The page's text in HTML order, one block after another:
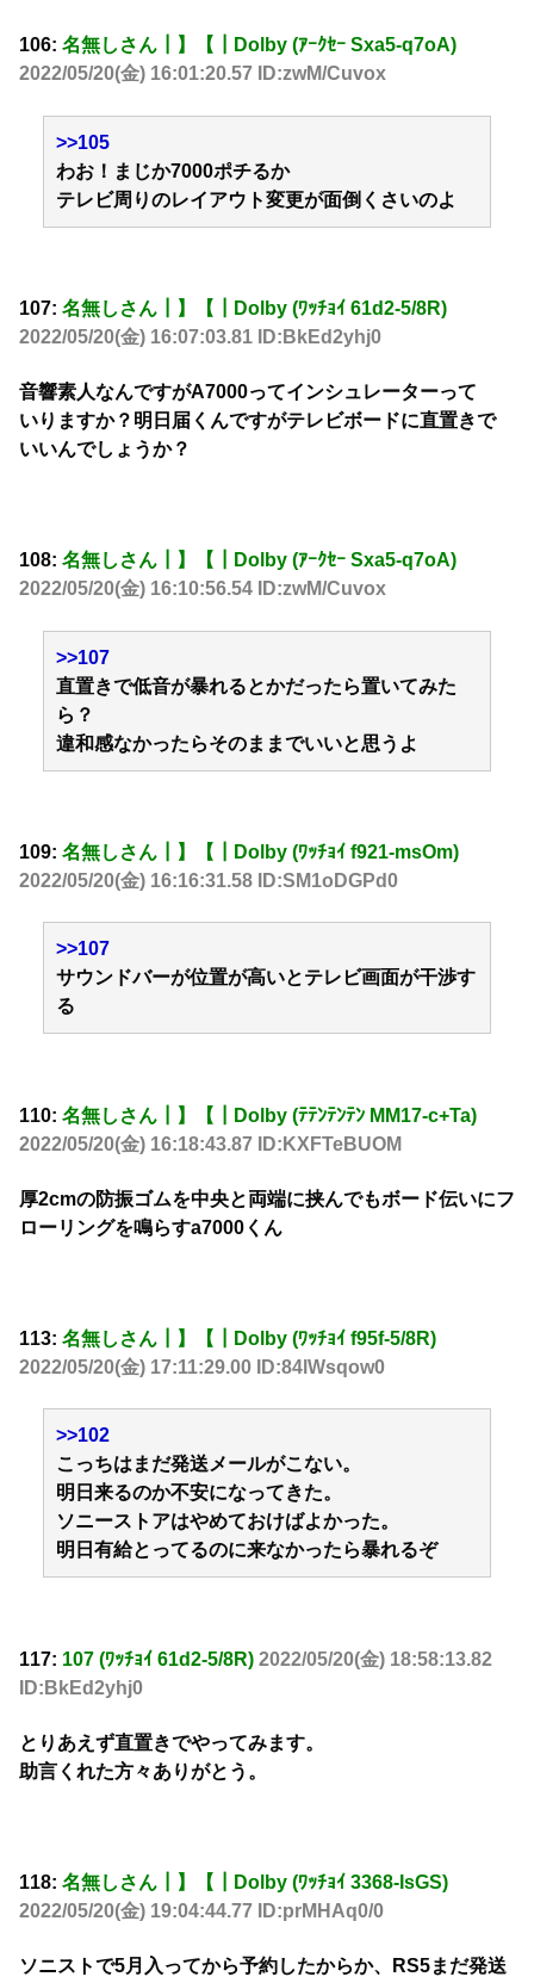
106: 名無しさん┃】【┃Dolby (ｱｰｸｾｰ Sxa5-q7oA)
2022/05/20(金) 16:01:20.57 ID:zwM/Cuvox
>>105
わお！まじか7000ポチるか
テレビ周りのレイアウト変更が面倒くさいのよ
107: 名無しさん┃】【┃Dolby (ﾜｯﾁｮｲ 61d2-5/8R)
2022/05/20(金) 16:07:03.81 ID:BkEd2yhj0
音響素人なんですがA7000ってインシュレーターって
いりますか？明日届くんですがテレビボードに直置きで
いいんでしょうか？
108: 名無しさん┃】【┃Dolby (ｱｰｸｾｰ Sxa5-q7oA)
2022/05/20(金) 16:10:56.54 ID:zwM/Cuvox
>>107
直置きで低音が暴れるとかだったら置いてみた
ら？
違和感なかったらそのままでいいと思うよ
109: 名無しさん┃】【┃Dolby (ﾜｯﾁｮｲ f921-msOm)
2022/05/20(金) 16:16:31.58 ID:SM1oDGPd0
>>107
サウンドバーが位置が高いとテレビ画面が干渉す
る
110: 名無しさん┃】【┃Dolby (ﾃﾃﾝﾃﾝﾃﾝ MM17-c+Ta)
2022/05/20(金) 16:18:43.87 ID:KXFTeBUOM
厚2cmの防振ゴムを中央と両端に挟んでもボード伝いにフ
ローリングを鳴らすa7000くん
113: 名無しさん┃】【┃Dolby (ﾜｯﾁｮｲ f95f-5/8R)
2022/05/20(金) 17:11:29.00 ID:84lWsqow0
>>102
こっちはまだ発送メールがこない。
明日来るのか不安になってきた。
ソニーストアはやめておけばよかった。
明日有給とってるのに来なかったら暴れるぞ
117: 107 (ﾜｯﾁｮｲ 61d2-5/8R) 2022/05/20(金) 18:58:13.82
ID:BkEd2yhj0
とりあえず直置きでやってみます。
助言くれた方々ありがとう。
118: 名無しさん┃】【┃Dolby (ﾜｯﾁｮｲ 3368-IsGS)
2022/05/20(金) 19:04:44.77 ID:prMHAq0/0
ソニストで5月入ってから予約したからか、RS5まだ発送